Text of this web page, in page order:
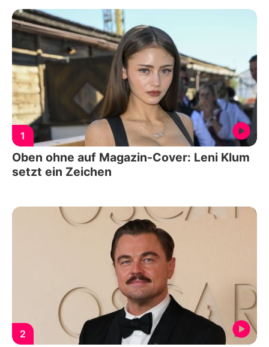
1
Oben ohne auf Magazin-Cover: Leni Klum
setzt ein Zeichen
2